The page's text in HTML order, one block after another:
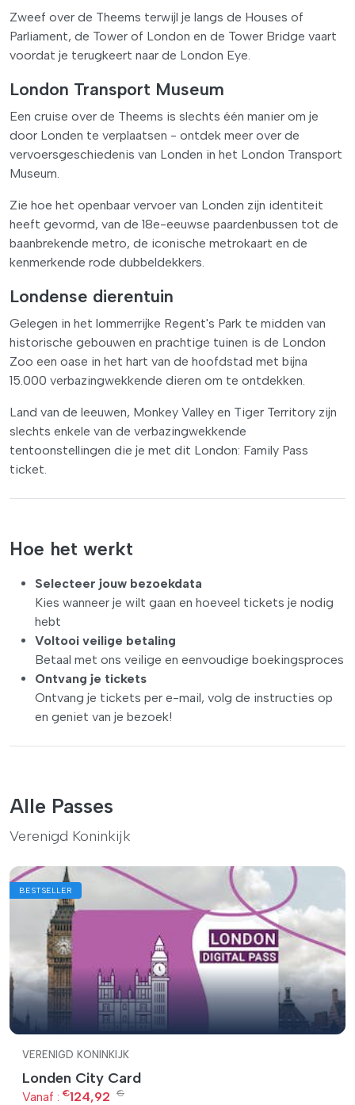
Zweef over de Theems terwijl je langs de Houses of
Parliament, de Tower of London en de Tower Bridge vaart
voordat je terugkeert naar de London Eye.
London Transport Museum
Een cruise over de Theems is slechts één manier om je
door Londen te verplaatsen - ontdek meer over de
vervoersgeschiedenis van Londen in het London Transport
Museum.
Zie hoe het openbaar vervoer van Londen zijn identiteit
heeft gevormd, van de 18e-eeuwse paardenbussen tot de
baanbrekende metro, de iconische metrokaart en de
kenmerkende rode dubbeldekkers.
Londense dierentuin
Gelegen in het lommerrijke Regent's Park te midden van
historische gebouwen en prachtige tuinen is de London
Zoo een oase in het hart van de hoofdstad met bijna
15.000 verbazingwekkende dieren om te ontdekken.
Land van de leeuwen, Monkey Valley en Tiger Territory zijn
slechts enkele van de verbazingwekkende
tentoonstellingen die je met dit London: Family Pass
ticket.
Hoe het werkt
Selecteer jouw bezoekdata
Kies wanneer je wilt gaan en hoeveel tickets je nodig
hebt
Voltooi veilige betaling
Betaal met ons veilige en eenvoudige boekingsproces
Ontvang je tickets
Ontvang je tickets per e-mail, volg de instructies op
en geniet van je bezoek!
Alle Passes
Verenigd Koninkijk
BESTSELLER
VERENIGD KONINKIJK
Londen City Card
Vanaf : €124,92 €